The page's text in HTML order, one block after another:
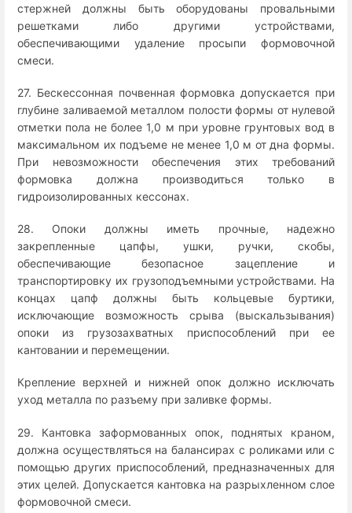
стержней должны быть оборудованы провальными
решетками либо другими устройствами,
обеспечивающими удаление просыпи формовочной
смеси.
27. Бескессонная почвенная формовка допускается при
глубине заливаемой металлом полости формы от нулевой
отметки пола не более 1,0 м при уровне грунтовых вод в
максимальном их подъеме не менее 1,0 м от дна формы.
При невозможности обеспечения этих требований
формовка должна производиться только в
гидроизолированных кессонах.
28. Опоки должны иметь прочные, надежно
закрепленные цапфы, ушки, ручки, скобы,
обеспечивающие безопасное зацепление и
транспортировку их грузоподъемными устройствами. На
концах цапф должны быть кольцевые буртики,
исключающие возможность срыва (выскальзывания)
опоки из грузозахватных приспособлений при ее
кантовании и перемещении.
Крепление верхней и нижней опок должно исключать
уход металла по разъему при заливке формы.
29. Кантовка заформованных опок, поднятых краном,
должна осуществляться на балансирах с роликами или с
помощью других приспособлений, предназначенных для
этих целей. Допускается кантовка на разрыхленном слое
формовочной смеси.